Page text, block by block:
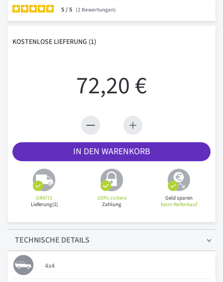
5/ 2 Bewertungen
KOSTENLOSE LIEFERUNG (1)
72,20 €
IN DEN WARENKORB
GRATIS
Lieferung(1)
100% sichere
Zahlung
Geld sparen
beim Reifenkauf
TECHNISCHE DETAILS
4x4